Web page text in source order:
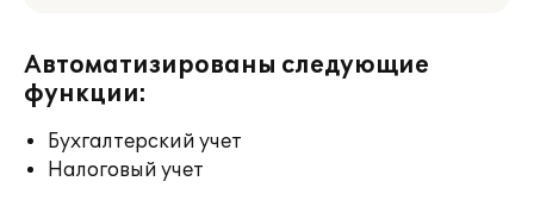
Автоматизированы следующие
функции:
Бухгалтерский учет
Налоговый учет